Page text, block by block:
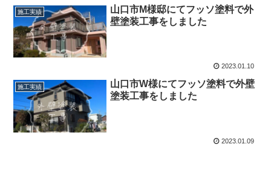
施工実績
山口市M様邸にてフッソ塗料で外
壁塗装工事をしました
2023.01.10
施工実績
山口市W様にてフッソ塗料で外壁
塗装工事をしました
2023.01.09